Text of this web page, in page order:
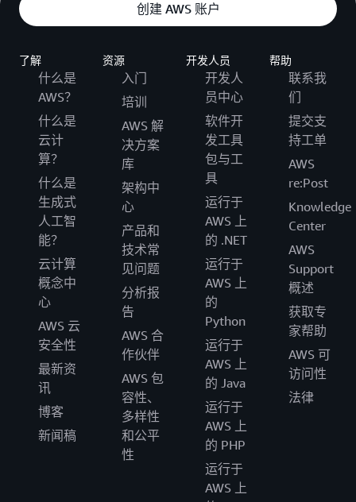
创建 AWS 账户
了解
什么是
AWS？
什么是
云计
算？
什么是
生成式
人工智
能？
云计算
概念中
心
AWS 云
安全性
最新资
讯
博客
新闻稿
资源
入门
培训
AWS 解
决方案
库
架构中
心
产品和
技术常
见问题
分析报
告
AWS 合
作伙伴
AWS 包
容性、
多样性
和公平
性
开发人员
开发人
员中心
软件开
发工具
包与工
具
运行于
AWS 上
的 .NET
运行于
AWS 上
的
Python
运行于
AWS 上
的 Java
运行于
AWS 上
的 PHP
运行于
AWS 上
帮助
联系我
们
提交支
持工单
AWS
re:Post
Knowledge
Center
AWS
Support
概述
获取专
家帮助
AWS 可
访问性
法律